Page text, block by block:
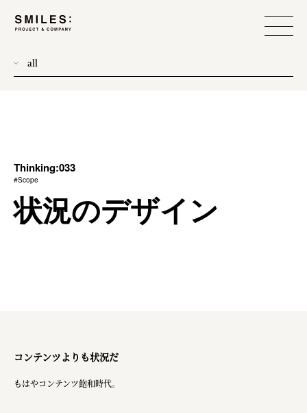
all
process
team management
method
Thinking:033
#Scope
状況のデザイン
コンテンツよりも状況だ
もはやコンテンツ飽和時代。